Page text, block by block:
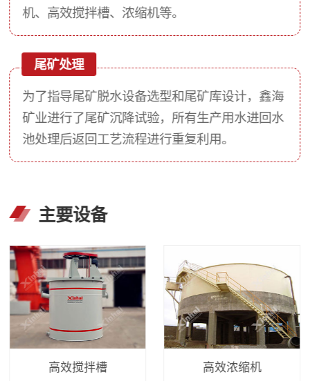
机、高效搅拌槽、浓缩机等。
尾矿处理
为了指导尾矿脱水设备选型和尾矿库设计，鑫海
矿业进行了尾矿沉降试验，所有生产用水进回水
池处理后返回工艺流程进行重复利用。
主要设备
高效搅拌槽 高效浓缩机